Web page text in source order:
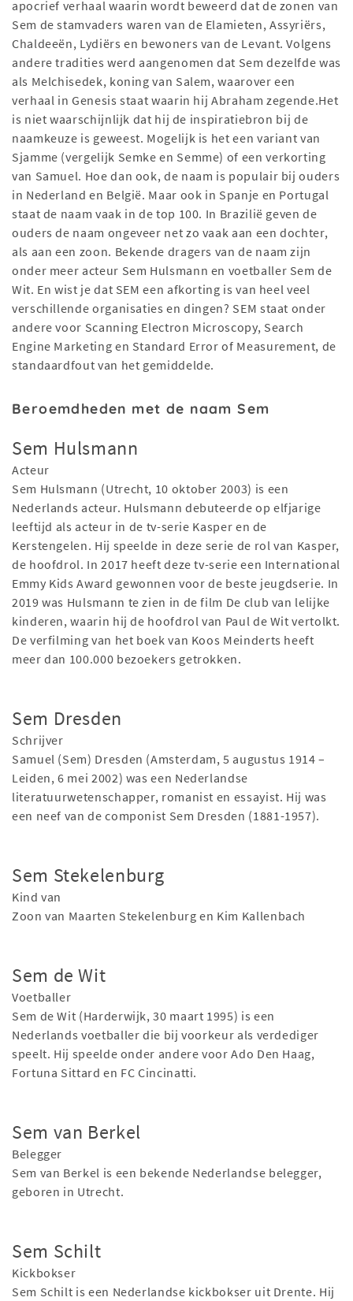
apocrief verhaal waarin wordt beweerd dat de zonen van
Sem de stamvaders waren van de Elamieten, Assyriërs,
Chaldeeën, Lydiërs en bewoners van de Levant. Volgens
andere tradities werd aangenomen dat Sem dezelfde was
als Melchisedek, koning van Salem, waarover een
verhaal in Genesis staat waarin hij Abraham zegende.Het
is niet waarschijnlijk dat hij de inspiratiebron bij de
naamkeuze is geweest. Mogelijk is het een variant van
Sjamme (vergelijk Semke en Semme) of een verkorting
van Samuel. Hoe dan ook, de naam is populair bij ouders
in Nederland en België. Maar ook in Spanje en Portugal
staat de naam vaak in de top 100. In Brazilië geven de
ouders de naam ongeveer net zo vaak aan een dochter,
als aan een zoon. Bekende dragers van de naam zijn
onder meer acteur Sem Hulsmann en voetballer Sem de
Wit. En wist je dat SEM een afkorting is van heel veel
verschillende organisaties en dingen? SEM staat onder
andere voor Scanning Electron Microscopy, Search
Engine Marketing en Standard Error of Measurement, de
standaardfout van het gemiddelde.
Beroemdheden met de naam Sem
Sem Hulsmann
Acteur
Sem Hulsmann (Utrecht, 10 oktober 2003) is een
Nederlands acteur. Hulsmann debuteerde op elfjarige
leeftijd als acteur in de tv-serie Kasper en de
Kerstengelen. Hij speelde in deze serie de rol van Kasper,
de hoofdrol. In 2017 heeft deze tv-serie een International
Emmy Kids Award gewonnen voor de beste jeugdserie. In
2019 was Hulsmann te zien in de film De club van lelijke
kinderen, waarin hij de hoofdrol van Paul de Wit vertolkt.
De verfilming van het boek van Koos Meinderts heeft
meer dan 100.000 bezoekers getrokken.
Sem Dresden
Schrijver
Samuel (Sem) Dresden (Amsterdam, 5 augustus 1914 –
Leiden, 6 mei 2002) was een Nederlandse
literatuurwetenschapper, romanist en essayist. Hij was
een neef van de componist Sem Dresden (1881-1957).
Sem Stekelenburg
Kind van
Zoon van Maarten Stekelenburg en Kim Kallenbach
Sem de Wit
Voetballer
Sem de Wit (Harderwijk, 30 maart 1995) is een
Nederlands voetballer die bij voorkeur als verdediger
speelt. Hij speelde onder andere voor Ado Den Haag,
Fortuna Sittard en FC Cincinatti.
Sem van Berkel
Belegger
Sem van Berkel is een bekende Nederlandse belegger,
geboren in Utrecht.
Sem Schilt
Kickbokser
Sem Schilt is een Nederlandse kickbokser uit Drente. Hij